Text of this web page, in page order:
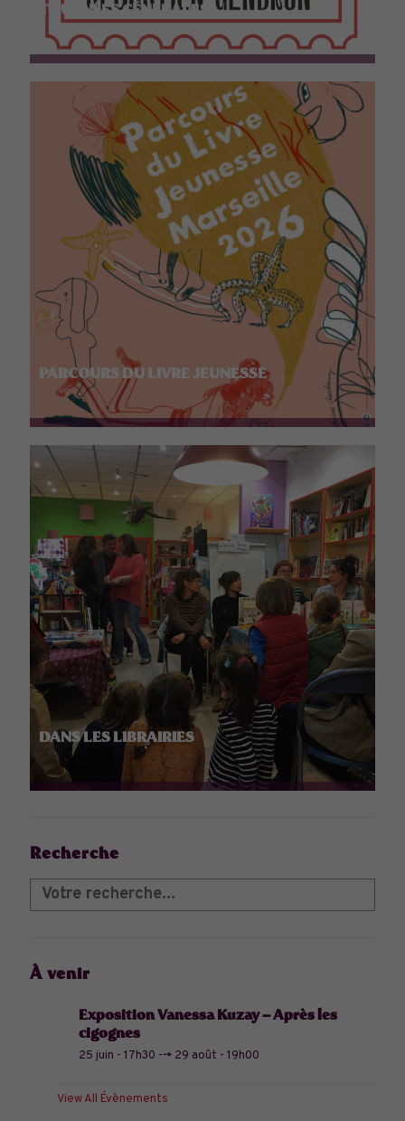
TOURNÉES GÉNÉRALES
PARCOURS DU LIVRE JEUNESSE
DANS LES LIBRAIRIES
Recherche
À venir
Exposition Vanessa Kuzay – Après les
cigognes
25 juin - 17h30 --> 29 août - 19h00
View All Évènements